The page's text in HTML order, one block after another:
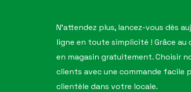
N'attendez plus, lancez-vous dès
ligne en toute simplicité ! Grâce
en magasin gratuitement. Choisir
clients avec une commande facile
clientèle dans votre locale.